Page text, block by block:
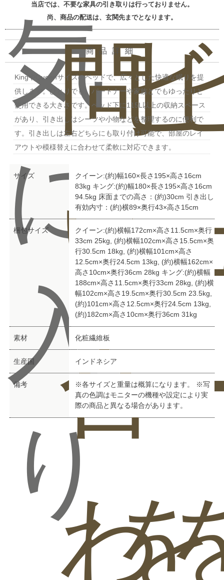
気
に
入
り
問
い
合
わ
ビ
ュ
ー
を
当店では、不要な家具の引き取りは行っておりません。
尚、商品の配送は、玄関先までとなります。
商品詳細
KingやQueenサイズのベッドで、広々とした快適な眠りを提
供します。ひとりでも、パートナーや家族とでもゆったりと
使用できる大きさです。ベッド下に115L以上の収納スペース
があり、引き出しはシーツや小物などを整理するのに便利で
す。引き出しは左右どちらにも取り付け可能で、部屋のレイ
アウトや模様替えに合わせて柔軟に対応できます。
サイズ
クイーン:(約)幅160×長さ195×高さ16cm
83kg キング:(約)幅180×長さ195×高さ16cm
94.5kg 床面までの高さ：(約)30cm 引き出し
有効内寸：(約)横89×奥行43×高さ15cm
梱包サイズ
クイーン:(約)横幅172cm×高さ11.5cm×奥行
33cm 25kg, (約)横幅102cm×高さ15.5cm×奥
行30.5cm 18kg, (約)横幅101cm×高さ
12.5cm×奥行24.5cm 13kg, (約)横幅162cm×
高さ10cm×奥行36cm 28kg キング:(約)横幅
188cm×高さ11.5cm×奥行33cm 28kg, (約)横
幅102cm×高さ19.5cm×奥行30.5cm 23.5kg,
(約)101cm×高さ12.5cm×奥行24.5cm 13kg,
(約)182cm×高さ10cm×奥行36cm 31kg
素材 化粧繊維板
生産国 インドネシア
備考
※各サイズと重量は概算になります。 ※写
真の色調はモニターの機種や設定により実
際の商品と異なる場合があります。